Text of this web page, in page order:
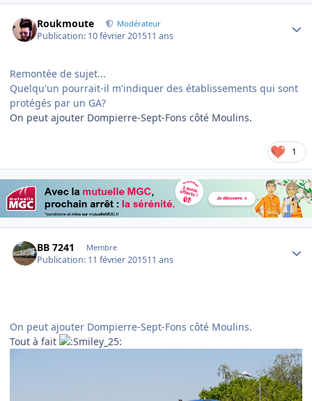
Roukmoute Modérateur
Publication: 10 février 201511 ans
Remontée de sujet...
Quelqu'un pourrait-il m'indiquer des établissements qui sont
protégés par un GA?
On peut ajouter Dompierre-Sept-Fons côté Moulins.
1
BB 7241 Membre
Publication: 11 février 201511 ans
On peut ajouter Dompierre-Sept-Fons côté Moulins.
Tout à fait